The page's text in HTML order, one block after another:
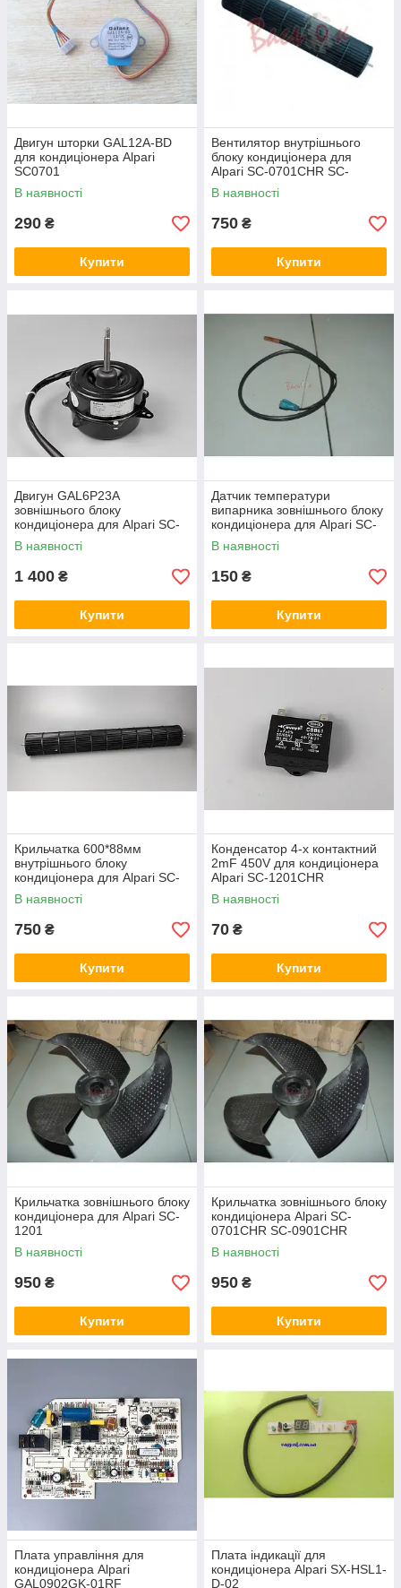
Двигун шторки GAL12A-BD
для кондиціонера Alpari
SC0701
В наявності
290 ₴
Купити
Вентилятор внутрішнього
блоку кондиціонера для
Alpari SC-0701CHR SC-
0702CHR
В наявності
750 ₴
Купити
Двигун GAL6P23A
зовнішнього блоку
кондиціонера для Alpari SC-
0701 SC-0901
В наявності
1 400 ₴
Купити
Датчик температури
випарника зовнішнього блоку
кондиціонера для Alpari SC-
0702CHR SC-0902CHR
В наявності
150 ₴
Купити
Крильчатка 600*88мм
внутрішнього блоку
кондиціонера для Alpari SC-
0901 SC-0902
В наявності
750 ₴
Купити
Конденсатор 4-х контактний
2mF 450V для кондиціонера
Alpari SC-1201CHR
В наявності
70 ₴
Купити
Крильчатка зовнішнього блоку
кондиціонера для Alpari SC-
1201
В наявності
950 ₴
Купити
Крильчатка зовнішнього блоку
кондиціонера Alpari SC-
0701CHR SC-0901CHR
В наявності
950 ₴
Купити
Плата управління для
кондиціонера Alpari
GAL0902GK-01RF
Плата індикації для
кондиціонера Alpari SX-HSL1-
D-02